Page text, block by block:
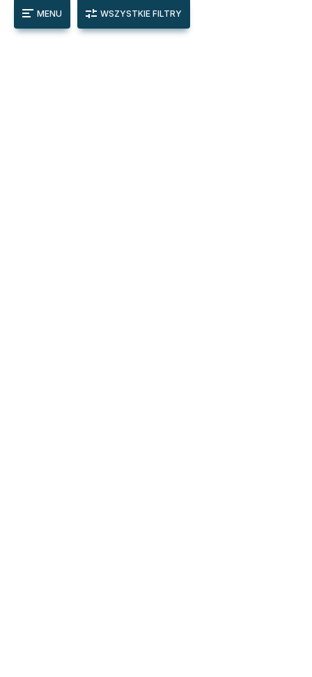
MENU WSZYSTKIE FILTRY